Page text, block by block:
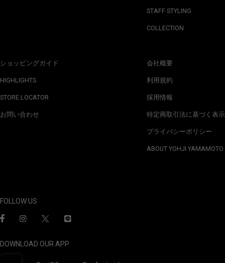
ショッピングガイド
HIGHLIGHTS
STORE LOCATOR
お問い合わせ
STAFF STYLING
COLLECTION
会社概要
利用規約
採用情報
特定商取引法に基づく表示
プライバシーポリシー
ABOUT YOHJI YAMAMOTO
FOLLOW US
DOWNLOAD OUR APP